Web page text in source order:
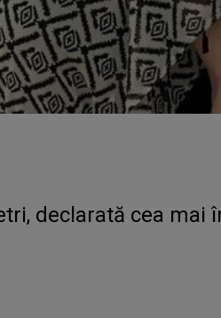
declarată cea mai